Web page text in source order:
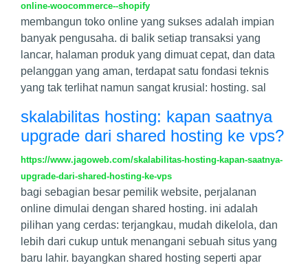
online-woocommerce--shopify
membangun toko online yang sukses adalah impian
banyak pengusaha. di balik setiap transaksi yang
lancar, halaman produk yang dimuat cepat, dan data
pelanggan yang aman, terdapat satu fondasi teknis
yang tak terlihat namun sangat krusial: hosting. sal
skalabilitas hosting: kapan saatnya
upgrade dari shared hosting ke vps?
https://www.jagoweb.com/skalabilitas-hosting-kapan-saatnya-
upgrade-dari-shared-hosting-ke-vps
bagi sebagian besar pemilik website, perjalanan
online dimulai dengan shared hosting. ini adalah
pilihan yang cerdas: terjangkau, mudah dikelola, dan
lebih dari cukup untuk menangani sebuah situs yang
baru lahir. bayangkan shared hosting seperti apar